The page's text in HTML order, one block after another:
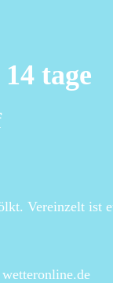
tage
Vereinzelt ist